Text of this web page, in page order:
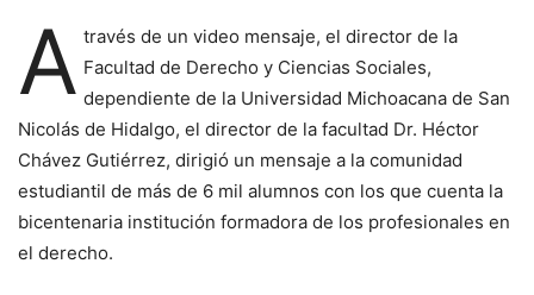
A través de un video mensaje, el director de la
Facultad de Derecho y Ciencias Sociales,
dependiente de la Universidad Michoacana de San
Nicolás de Hidalgo, el director de la facultad Dr. Héctor
Chávez Gutiérrez, dirigió un mensaje a la comunidad
estudiantil de más de 6 mil alumnos con los que cuenta la
bicentenaria institución formadora de los profesionales en
el derecho.